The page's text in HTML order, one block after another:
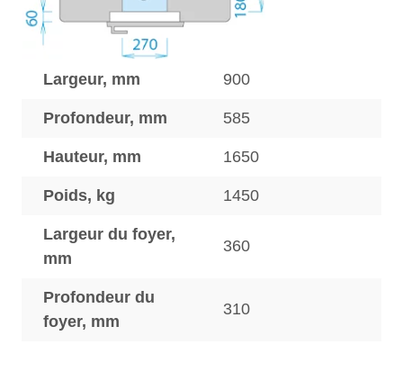
Largeur, mm 900
Profondeur, mm 585
Hauteur, mm 1650
Poids, kg 1450
Largeur du foyer,
mm
360
Profondeur du
foyer, mm
310